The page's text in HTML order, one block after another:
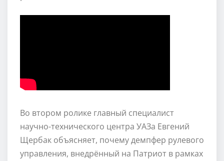
Во втором ролике главный специалист
научно-технического центра УАЗа Евгений
Щербак объясняет, почему демпфер рулевого
управления, внедрённый на Патриот в рамках